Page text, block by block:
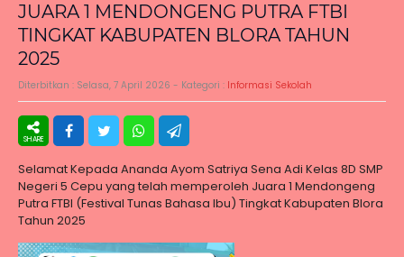
JUARA 1 MENDONGENG PUTRA FTBI
TINGKAT KABUPATEN BLORA TAHUN
2025
Diterbitkan : Selasa, 7 April 2026 - Kategori : Informasi Sekolah
Selamat Kepada Ananda Ayom Satriya Sena Adi Kelas 8D SMP
Negeri 5 Cepu yang telah memperoleh Juara 1 Mendongeng
Putra FTBI (Festival Tunas Bahasa Ibu) Tingkat Kabupaten Blora
Tahun 2025